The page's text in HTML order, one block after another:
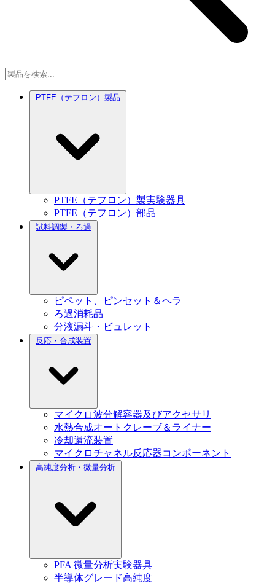
PTFE（テフロン）製品
PTFE（テフロン）製実験器具
PTFE（テフロン）部品
試料調製・ろ過
ピペット、ピンセット＆ヘラ
ろ過消耗品
分液漏斗・ビュレット
反応・合成装置
マイクロ波分解容器及びアクセサリ
水熱合成オートクレーブ＆ライナー
冷却還流装置
マイクロチャネル反応器コンポーネント
高純度分析・微量分析
PFA 微量分析実験器具
半導体グレード高純度